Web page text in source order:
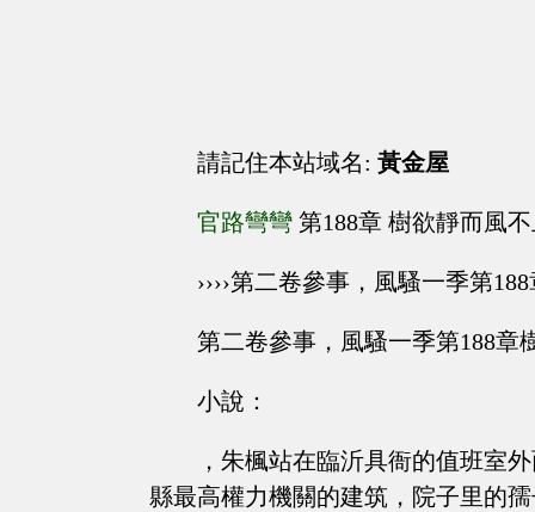
請記住本站域名: 黃金屋
官路彎彎 第188章 樹欲靜而風
››››第二卷參事，風騷一季第
第二卷參事，風騷一季第188章
小說：
，朱楓站在臨沂具衙的值班室
縣最高權力機關的建筑，院子里的